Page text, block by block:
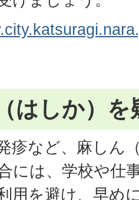
はしか）を
疹など、麻しん
には、学校や仕
用を避け、早め